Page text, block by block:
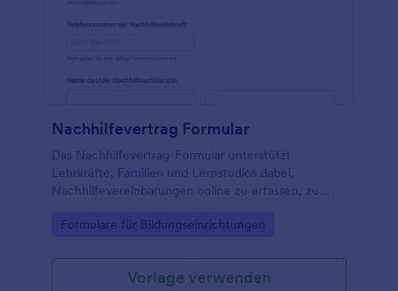
Nachhilfevertrag Formular
Das Nachhilfevertrag-Formular unterstützt
Lehrkräfte, Familien und Lernstudios dabei,
Nachhilfevereinbarungen online zu erfassen, zu
Datenaufnahme in Jotform zentral zu verwalten.
Go to Category:
Formulare für Bildungseinrichtungen
Vorlage verwenden